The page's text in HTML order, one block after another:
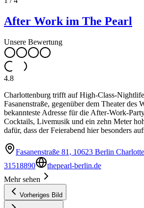
After Work im The Pearl
Unsere Bewertung
4.8
Charlottenburg trifft auf High-Class-
Fasanenstraße, gegenüber dem Theater des
bekannteste Adresse für die After-Work-
Cocktails, Livemusik und ein zehn Meter
dafür, dass der Feierabend hier besonders
Fasanenstraße 81, 10623 Berlin
31518890
thepearl-berlin.de
Mehr sehen
Vorheriges Bild